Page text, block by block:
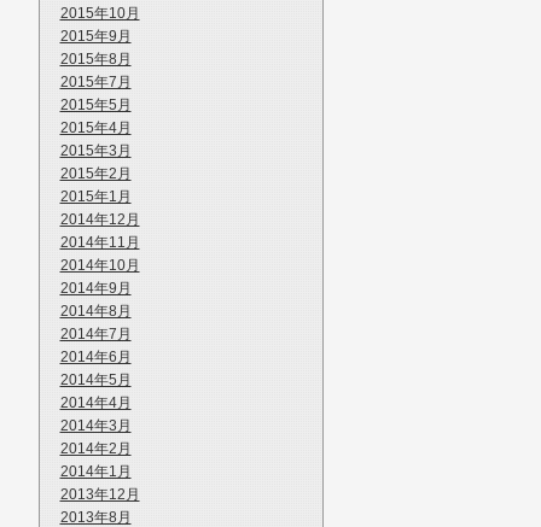
2015年10月
2015年9月
2015年8月
2015年7月
2015年5月
2015年4月
2015年3月
2015年2月
2015年1月
2014年12月
2014年11月
2014年10月
2014年9月
2014年8月
2014年7月
2014年6月
2014年5月
2014年4月
2014年3月
2014年2月
2014年1月
2013年12月
2013年8月